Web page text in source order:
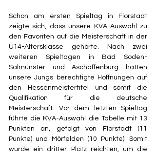
Schon am ersten Spieltag in Florstadt
zeigte sich, dass unsere KVA-Auswahl zu
den Favoriten auf die Meisterschaft in der
U14-Altersklasse gehörte. Nach zwei
weiteren Spieltagen in Bad Soden-
Salmünster und Aschaffenburg hatten
unsere Jungs berechtigte Hoffnungen auf
den Hessenmeistertitel und somit die
Qualifikation für die deutsche
Meisterschaft. Vor dem letzten Spieltag
führte die KVA-Auswahl die Tabelle mit 13
Punkten an, gefolgt von Florstadt (11
Punkte) und Mörfelden (10 Punkte). Somit
würde ein dritter Platz reichten, um die